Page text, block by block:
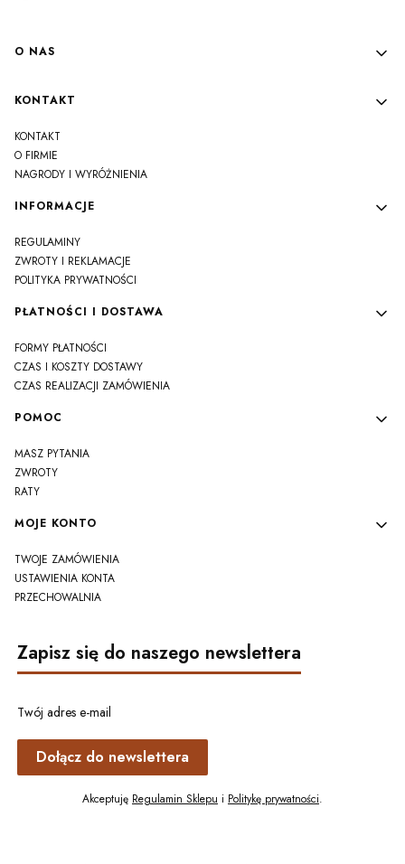
Linki w stopce
O NAS
KONTAKT
KONTAKT
O FIRMIE
NAGRODY I WYRÓŻNIENIA
INFORMACJE
REGULAMINY
ZWROTY I REKLAMACJE
POLITYKA PRYWATNOŚCI
PŁATNOŚCI I DOSTAWA
FORMY PŁATNOŚCI
CZAS I KOSZTY DOSTAWY
CZAS REALIZACJI ZAMÓWIENIA
POMOC
MASZ PYTANIA
ZWROTY
RATY
MOJE KONTO
TWOJE ZAMÓWIENIA
USTAWIENIA KONTA
PRZECHOWALNIA
Zapisz się do naszego newslettera
Twój adres e-mail
Dołącz do newslettera
Akceptuję Regulamin Sklepu i Politykę prywatności.